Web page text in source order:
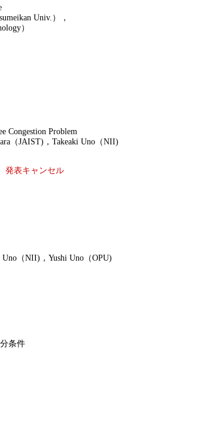
Univ.），
）
Problem
（JAIST)，Takeaki Uno（NII)
発表キャンセル
（NII)，Yushi Uno（OPU)
条件